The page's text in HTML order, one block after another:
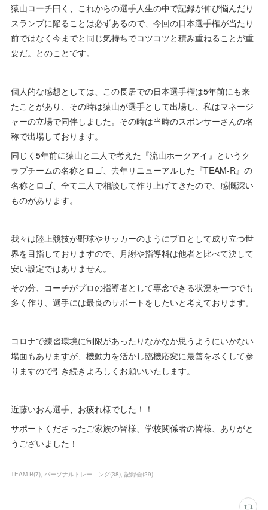
猿山コーチ曰く、これからの選手人生の中で記録が伸び悩んだり
スランプに陥ることは必ずあるので、今回の日本選手権が当たり
前ではなく今までと同じ気持ちでコツコツと積み重ねることが重
要だ。とのことです。
個人的な感想としては、この長居での日本選手権は5年前にも来
たことがあり、その時は猿山が選手として出場し、私はマネージ
ャーの立場で同伴しました。その時は当時のスポンサーさんの名
称で出場しております。
同じく5年前に猿山と二人で考えた『流山ホークアイ』というク
ラブチームの名称とロゴ、去年リニューアルした『TEAM-R』の
名称とロゴ、全て二人で相談して作り上げてきたので、感慨深い
ものがあります。
我々は陸上競技が野球やサッカーのようにプロとして成り立つ世
界を目指しておりますので、月謝や指導料は他者と比べて決して
安い設定ではありません。
その分、コーチがプロの指導者として専念できる状況を一つでも
多く作り、選手には最良のサポートをしたいと考えております。
コロナで練習環境に制限があったりなかなか思うようにいかない
場面もありますが、機動力を活かし臨機応変に最善を尽くして参
りますので引き続きよろしくお願いいたします。
近藤いおん選手、お疲れ様でした！！
サポートくださったご家族の皆様、学校関係者の皆様、ありがと
うございました！
TEAM-R(7) パーソナルトレーニング(38) 記録会(29)